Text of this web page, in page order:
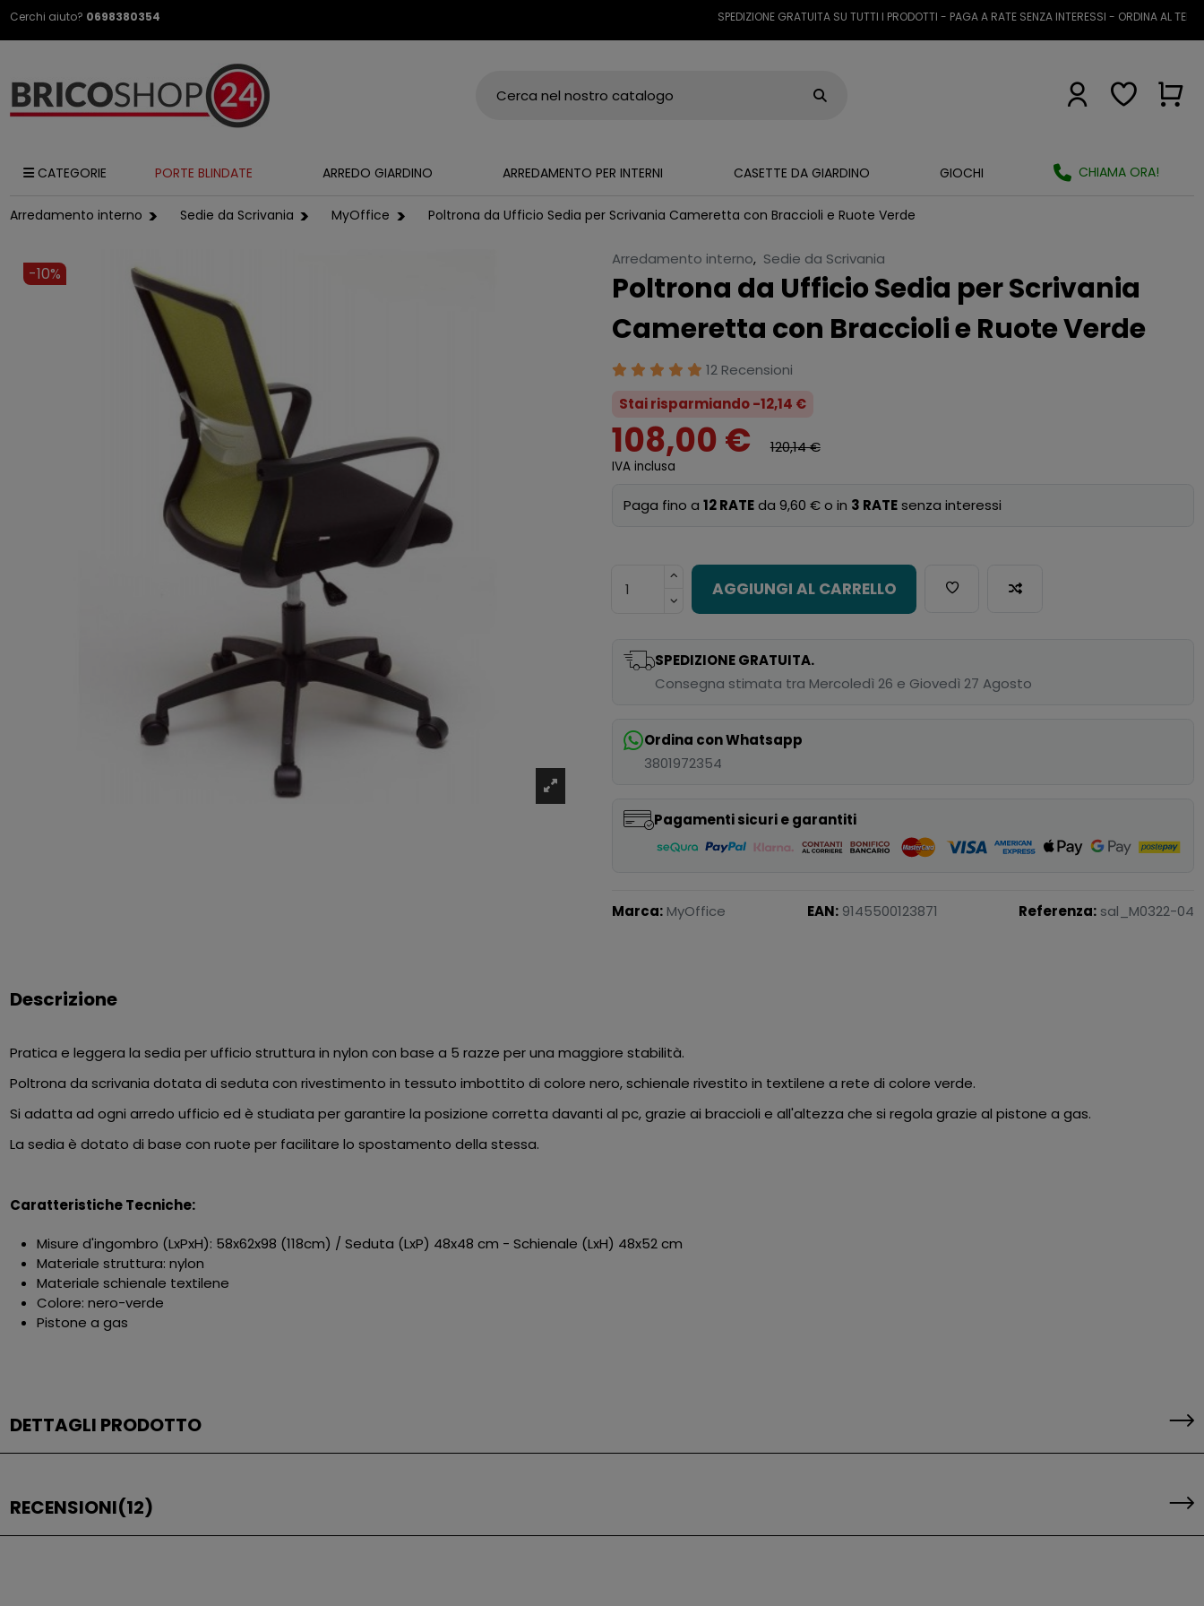
Cerchi aiuto? 0698380354 SPEDIZIONE GRATUITA SU TUTTI I PRODOTTI - PAGA A RATE SENZA INTERESSI - ORDINA AL TELEFONO O
CATEGORIE PORTE BLINDATE ARREDO GIARDINO ARREDAMENTO PER INTERNI CASETTE DA GIARDINO GIOCHI CHIAMA ORA!
Arredamento interno Sedie da Scrivania MyOffice Poltrona da Ufficio Sedia per Scrivania Cameretta con Braccioli e Ruote Verde
-10%
Arredamento interno, Sedie da Scrivania
Poltrona da Ufficio Sedia per Scrivania
Cameretta con Braccioli e Ruote Verde
12 Recensioni
Stai risparmiando -12,14 €
108,00 € 120,14 €
IVA inclusa
Paga fino a12 RATEda 9,60 € o in 3 RATEsenza interessi
AGGIUNGI AL CARRELLO
SPEDIZIONE GRATUITA.
Consegna stimata tra Mercoledì 26 e Giovedì 27 Agosto
Ordina con Whatsapp
3801972354
Pagamenti sicuri e garantiti
Marca: MyOffice EAN: 9145500123871 Referenza: sal_M0322-04
Descrizione
Pratica e leggera la sedia per ufficio struttura in nylon con base a 5 razze per una maggiore stabilità.
Poltrona da scrivania dotata di seduta con rivestimento in tessuto imbottito di colore nero, schienale rivestito in textilene a rete di colore verde.
Si adatta ad ogni arredo ufficio ed è studiata per garantire la posizione corretta davanti al pc, grazie ai braccioli e all'altezza che si regola grazie al pistone a gas.
La sedia è dotato di base con ruote per facilitare lo spostamento della stessa.
Caratteristiche Tecniche:
Misure d'ingombro (LxPxH): 58x62x98 (118cm) / Seduta (LxP) 48x48 cm - Schienale (LxH) 48x52 cm
Materiale struttura: nylon
Materiale schienale textilene
Colore: nero-verde
Pistone a gas
DETTAGLI PRODOTTO
RECENSIONI(12)